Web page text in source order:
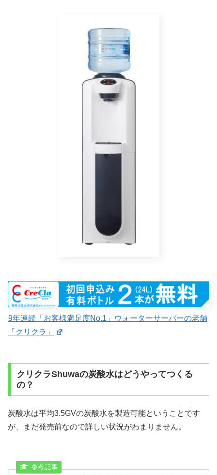
9年連続「お客様満足度No.1」ウォーターサーバーの老舗
「クリクラ」
クリクラShuwaの炭酸水はどうやってつくる
の？
炭酸水は平均3.5GVの炭酸水を製造可能ということです
が、まだ発売前なので詳しい状況がわまりません。